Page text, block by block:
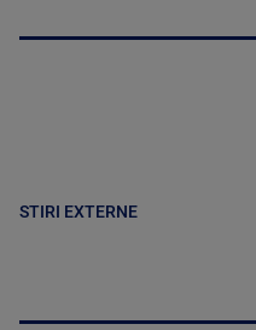
STIRI EXTERNE